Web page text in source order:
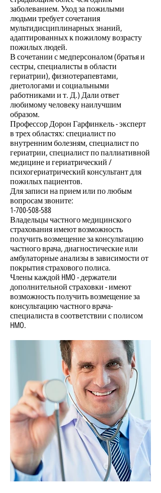
заболеванием. Уход за пожилыми
людьми требует сочетания
мультидисциплинарных знаний,
адаптированных к пожилому возрасту
пожилых людей.
В сочетании с медперсоналом (братья и
сестры, специалисты в области
гериатрии), физиотерапевтами,
диетологами и социальными
работниками и т. Д.) Дали ответ
любимому человеку наилучшим
образом.
Профессор Дорон Гарфинкель - эксперт
в трех областях: специалист по
внутренним болезням, специалист по
гериатрии, специалист по паллиативной
медицине и гериатрический /
психогериатрический консультант для
пожилых пациентов.
Для записи на прием или по любым
вопросам звоните:
1-700-508-588
Владельцы частного медицинского
страхования имеют возможность
получить возмещение за консультацию
частного врача, диагностические или
амбулаторные анализы в зависимости от
покрытия страхового полиса.
Члены каждой HMO - держатели
дополнительной страховки - имеют
возможность получить возмещение за
консультацию частного врача-
специалиста в соответствии с полисом
HMO.